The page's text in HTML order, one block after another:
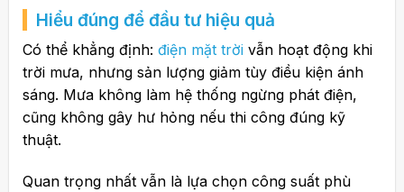
Hiểu đúng để đầu tư hiệu quả
Có thể khẳng định: điện mặt trờivẫn hoạt động khi
trời mưa, nhưng sản lượng giảm tùy điều kiện ánh
sáng. Mưa không làm hệ thống ngừng phát điện,
cũng không gây hư hỏng nếu thi công đúng kỹ
thuật.
Quan trọng nhất vẫn là lựa chọn công suất phù